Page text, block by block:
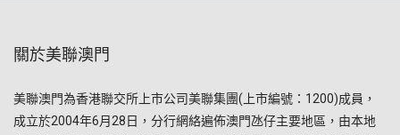
關於美聯澳門
美聯澳門為香港聯交所上市公司美聯集團(上市編號：1200)成員，
成立於2004年6月28日，分行網絡遍佈澳門氹仔主要地區，由本地